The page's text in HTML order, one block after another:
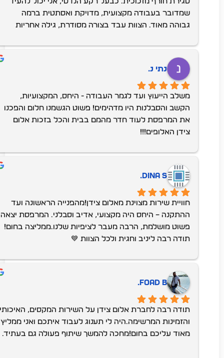
שמדובר בעבודה מקצועית, מדויקת ואסתטית ברמה
גבוהה מאוד. הצוות עבד בצורה מסודרת, גילה אחריות
את המקום נקי לחלוטין – ללא טיפת פסולת.שירות ברמה
גבוהה, ממליץ בחום!
נתי נ.
משלב הייעוץ ועד לגמר העבודה - היחס, המקצועיות,
הקשב והסבלנות היו מדהימים! פשוט הגשמנו חלום והפכנו
את המרפסת לעוד חדר מהמם בבית והכל בזכות אלום
צידן האלופים!!!
Dina S.
חוויית שירות מצוינת מאלום צידן!מהפנייה הראשונה ועד
ההתקנה – היחס היה מקצועי, אדיב וסבלני. המרפסת יצאה
פשוט מושלמת, הרבה מעבר לציפיות שלנו.ממליצה בחום!
תודה רבה ליניב וחגית ולכל הצוות 💙
Foad B.
תודה רבה לחברת אלום צידן על השירות המקסים, האיכותי
והזמינות המרשימה.היה לי תענוג לעבוד איתכם ואני ממליץ
מאוד עליכם בחום!מחכה להמשך שיתוף פעולה גם בעתיד.